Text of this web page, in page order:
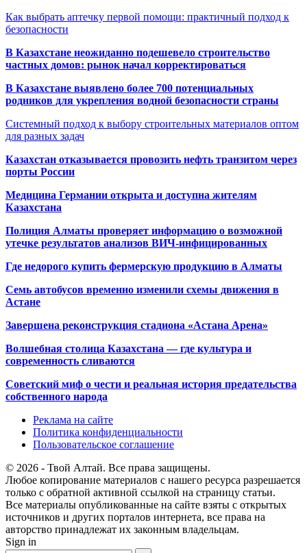
Как выбрать аптечку первой помощи: практичный подход к
безопасности
В Казахстане неожиданно подешевело строительство
частных домов: рынок начал корректироваться
В Казахстане выявлено более 700 потенциальных
родников для укрепления водной безопасности страны
Системный подход к выбору строительных материалов оптом
для разных задач
Казахстан отказывается провозить нефть транзитом через
порты России
Медицина Германии открыта и доступна жителям
Казахстана
Полиция Алматы проверяет информацию о возможной
утечке результатов анализов ВИЧ-инфицированных
Где недорого купить фермерскую продукцию в Алматы
Семь автобусов временно изменили схемы движения в
Астане
Завершена реконструкция стадиона «Астана Арена»
Волшебная столица Казахстана — где культура и
современность сливаются
Советский миф о чести и реальная история предательства
собственного народа
Реклама на сайте
Политика конфиденциальности
Пользовательское соглашение
© 2026 - Твой Алтай. Все права защищены.
Любое копирование материалов с нашего ресурса разрешается
только с обратной активной ссылкой на страницу статьи.
Все материалы опубликованные на сайте взяты с открытых
источников и других порталов интернета, все права на
авторство принадлежат их законным владельцам.
Sign in